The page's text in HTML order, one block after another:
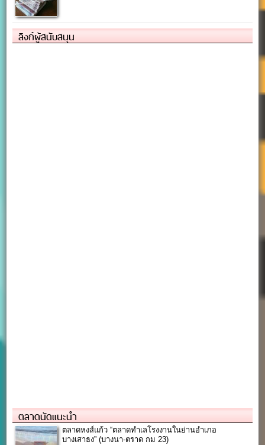
ลิงก์ผู้สนับสนุน
ตลาดนัดแนะนำ
ตลาดหงส์แก้ว “ตลาดทำเลโรงงานในย่านอำเภอ
บางเสาธง” (บางนา-ตราด กม 23)